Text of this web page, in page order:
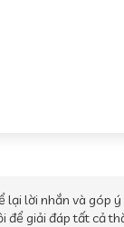
lại lời nhắn và góp
để giải đáp tất cả